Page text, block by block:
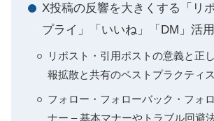
X投稿の反響を大きくする「リ
プライ」「いいね」「DM」活
リポスト・引用ポストの意義と正
報拡散と共有のベストプラクティス
フォロー・フォローバック・フォ
ナー – 基本マナーやトラブル回避